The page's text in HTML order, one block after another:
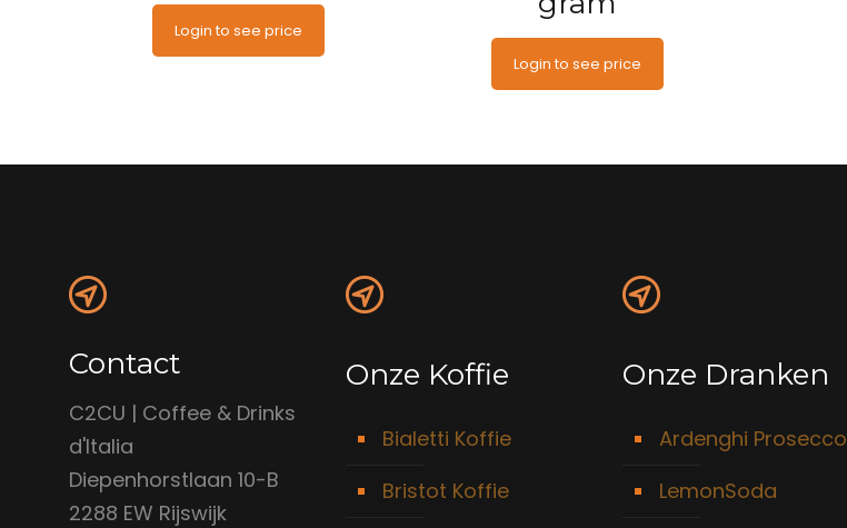
Login to see price
Login to see price
Contact
C2CU | Coffee & Drinks
d'Italia
Diepenhorstlaan 10-B
2288 EW Rijswijk
Onze Koffie
Bialetti Koffie
Bristot Koffie
Onze Dranken
Ardenghi Prosecco
LemonSoda